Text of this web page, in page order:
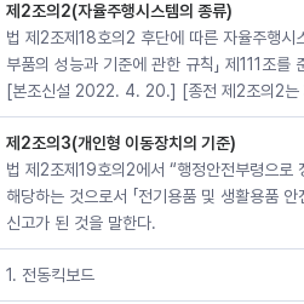
제2조의2(자율주행시스템의 종류)
법 제2조제18호의2 후단에 따른 자율주행시
부품의 성능과 기준에 관한 규칙」 제111조를
[본조신설 2022. 4. 20.] [종전 제2조의2
제2조의3(개인형 이동장치의 기준)
법 제2조제19호의2에서 “행정안전부령으로
해당하는 것으로서 「전기용품 및 생활용품
신고가 된 것을 말한다.
1. 전동킥보드